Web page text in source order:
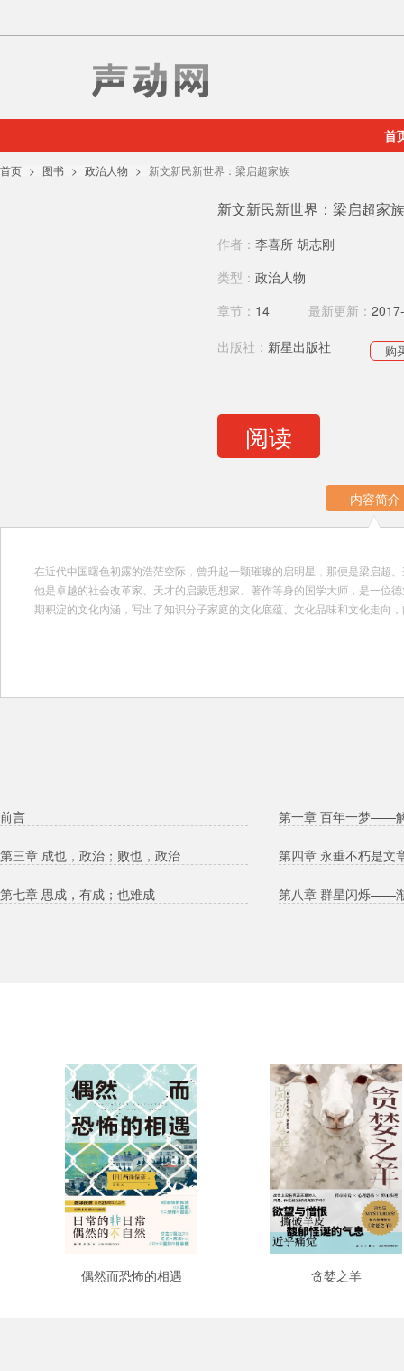
首
首页 图书 政治人物 新文新民新世界：梁启超家族
新文新民新世界：梁启超家族
作者： 李喜所 胡志刚
类型： 政治人物
章节： 14 最新更新：
出版社： 新星出版社 购
阅读
内容简介
在近代中国曙色初露的浩茫空际，曾升起一颗璀璨的启明星，那便是梁启超
他是卓越的社会改革家、天才的启蒙思想家、著作等身的国学大师，是一位
期积淀的文化内涵，写出了知识分子家庭的文化底蕴、文化品味和文化走向
前言 第一章 百年一梦——
第三章 成也，政治；败也，政治 第四章 永垂不朽是文
第七章 思成，有成；也难成 第八章 群星闪烁——
偶然而恐怖的相遇 贪婪之羊